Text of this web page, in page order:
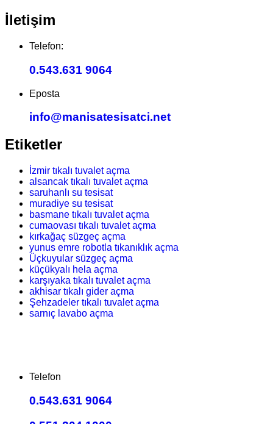
İletişim
Telefon:
0.543.631 9064
Eposta
info@manisatesisatci.net
Etiketler
İzmir tıkalı tuvalet açma
alsancak tıkalı tuvalet açma
saruhanlı su tesisat
muradiye su tesisat
basmane tıkalı tuvalet açma
cumaovası tıkalı tuvalet açma
kırkağaç süzgeç açma
yunus emre robotla tıkanıklık açma
Üçkuyular süzgeç açma
küçükyalı hela açma
karşıyaka tıkalı tuvalet açma
akhisar tıkalı gider açma
Şehzadeler tıkalı tuvalet açma
sarnıç lavabo açma
Telefon
0.543.631 9064